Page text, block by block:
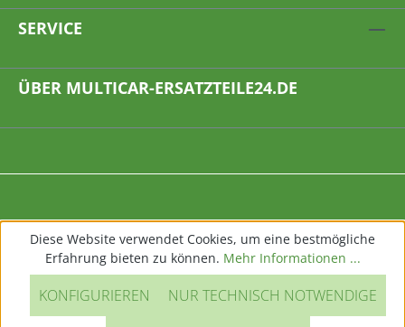
SERVICE
ÜBER MULTICAR-ERSATZTEILE24.DE
Diese Website verwendet Cookies, um eine bestmögliche
Erfahrung bieten zu können. Mehr Informationen ...
NUR TECHNISCH NOTWENDIGE
KONFIGURIEREN